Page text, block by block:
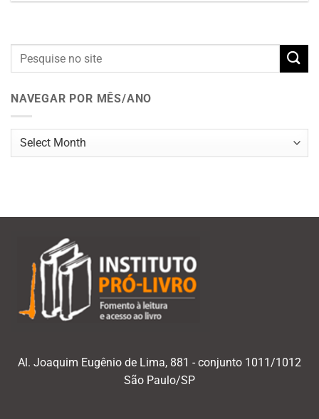
NAVEGAR POR MÊS/ANO
Navegar
Al. Joaquim Eugênio de Lima, 881 - conjunto 1011/1012
São Paulo/SP